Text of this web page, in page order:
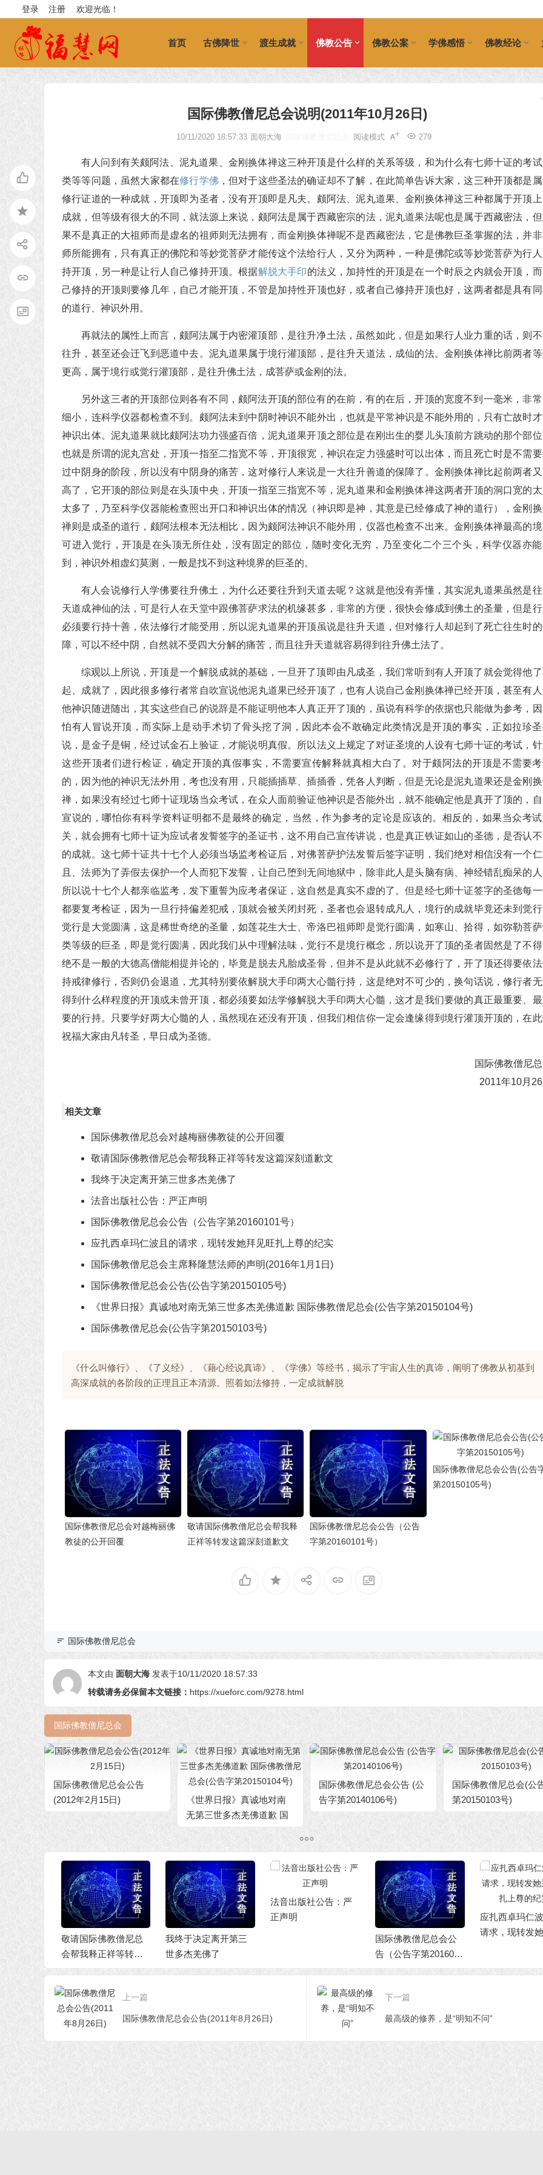
欢迎光临！
登录 注册
首页 古佛降世 渡生成就 佛教公告 佛教公案 学佛感悟 佛教经论
国际佛教僧尼总会说明(2011年10月26日)
10/11/2020 18:57:33 面朝大海 279
阅读模式
有人问到有关颇阿法、泥丸道果、金刚换体禅这三种开顶是什么样的关系等级，和为什么有七师十证的考
类等等问题，虽然大家都在修行学佛 ，但对于这些圣法的确证却不了解，在此简单告诉大家，这三种开顶都是
修行证道的一种成就，开顶即为圣者，没有开顶即是凡夫。颇阿法、泥丸道果、金刚换体禅这三种都属于开顶
成就，但等级有很大的不同，就法源上来说，颇阿法是属于西藏密宗的法，泥丸道果法呢也是属于西藏密法，
果不是真正的大祖师而是虚名的祖师则无法拥有，而金刚换体禅呢不是西藏密法，它是佛教巨圣掌握的法，并
师所能拥有，只有真正的佛陀和等妙觉菩萨才能传这个法给行人，又分为两种，一种是佛陀或等妙觉菩萨为行
持开顶，另一种是让行人自己修持开顶。根据解脱大手印的法义，加持性的开顶是在一个时辰之内就会开顶，
己修持的开顶则要修几年，自己才能开顶，不管是加持性开顶也好，或者自己修持开顶也好，这两者都是具有
的道行、神识外用。
再就法的属性上而言，颇阿法属于内密灌顶部，是往升净土法，虽然如此，但是如果行人业力重的话，则
往升，甚至还会迁飞到恶道中去。泥丸道果属于境行灌顶部，是往升天道法，成仙的法。金刚换体禅比前两者
更高，属于境行或觉行灌顶部，是往升佛土法，成菩萨或金刚的法。
另外这三者的开顶部位则各有不同，颇阿法开顶的部位有的在前，有的在后，开顶的宽度不到一毫米，非
细小，连科学仪器都检查不到。颇阿法未到中阴时神识不能外出，也就是平常神识是不能外用的，只有亡故时
神识出体。泥丸道果就比颇阿法功力强盛百倍，泥丸道果开顶之部位是在刚出生的婴儿头顶前方跳动的那个部
也就是所谓的泥丸宫处，开顶一指至二指宽不等，开顶很宽，神识在定力强盛时可以出体，而且死亡时是不需
过中阴身的阶段，所以没有中阴身的痛苦，这对修行人来说是一大往升善道的保障了。金刚换体禅比起前两者
高了，它开顶的部位则是在头顶中央，开顶一指至三指宽不等，泥丸道果和金刚换体禅这两者开顶的洞口宽的
太多了，乃至科学仪器能检查照出开口和神识出体的情况（神识即是神，其意是已经修成了神的道行），金刚
禅则是成圣的道行，颇阿法根本无法相比，因为颇阿法神识不能外用，仪器也检查不出来。金刚换体禅最高的
可进入觉行，开顶是在头顶无所住处，没有固定的部位，随时变化无穷，乃至变化二个三个头，科学仪器亦
到，神识外相虚幻莫测，一般是找不到这种境界的巨圣的。
有人会说修行人学佛要往升佛土，为什么还要往升到天道去呢？这就是他没有弄懂，其实泥丸道果虽然是
天道成神仙的法，可是行人在天堂中跟佛菩萨求法的机缘甚多，非常的方便，很快会修成到佛土的圣量，但是
必须要行持十善，依法修行才能受用，所以泥丸道果的开顶虽说是往升天道，但对修行人却起到了死亡往生时
障，可以不经中阴，自然就不受四大分解的痛苦，而且往升天道就容易得到往升佛土法了。
综观以上所说，开顶是一个解脱成就的基础，一旦开了顶即由凡成圣，我们常听到有人开顶了就会觉得他
起、成就了，因此很多修行者常自吹宣说他泥丸道果已经开顶了，也有人说自己金刚换体禅已经开顶，甚至有
他神识随进随出，其实这些自己的说辞是不能证明他本人真正开了顶的，虽说有科学的依据也只能做为参考，
怕有人冒说开顶，而实际上是动手术切了骨头挖了洞，因此本会不敢确定此类情况是开顶的事实，正如拉珍
说，是金子是铜，经过试金石上验证，才能说明真假。所以法义上规定了对证圣境的人设有七师十证的考试，
这些开顶者们进行检证，确定开顶的真假事实，不需要宣传解释就真相大白了。对于颇阿法的开顶是不需要
的，因为他的神识无法外用，考也没有用，只能插插草、插插香，凭各人判断，但是无论是泥丸道果还是金刚
禅，如果没有经过七师十证现场当众考试，在众人面前验证他神识是否能外出，就不能确定他是真开了顶的，
宣说的，哪怕你有科学资料证明都不是最终的确定，当然，作为参考的定论是应该的。相反的，如果当众考
关，就会拥有七师十证为应试者发誓签字的圣证书，这不用自己宣传讲说，也是真正铁证如山的圣德，是否认
的成就。这七师十证共十七个人必须当场监考检证后，对佛菩萨护法发誓后签字证明，我们绝对相信没有一个
且、法师为了弄假去保护一个人而犯下发誓，让自己堕到无间地狱中，除非此人是头脑有病、神经错乱痴呆的
所以说十七个人都亲临监考，发下重誓为应考者保证，这自然是真实不虚的了。但是经七师十证签字的圣德每
都要复考检证，因为一旦行持偏差犯戒，顶就会被关闭封死，圣者也会退转成凡人，境行的成就毕竟还未到觉
觉行是大觉圆满，这是稀世奇绝的圣量，如莲花生大士、帝洛巴祖师即是觉行圆满，如寒山、拾得，如弥勒菩
类等级的巨圣，即是觉行圆满，因此我们从中理解法味，觉行不是境行概念，所以说开了顶的圣者固然是了不
绝不是一般的大德高僧能相提并论的，毕竟是脱去凡胎成圣骨，但并不是从此就不必修行了，开了顶还得要依
持戒律修行，否则仍会退道，尤其特别要依解脱大手印两大心髓行持，这是绝对不可少的，换句话说，修行者
得到什么样程度的开顶或未曾开顶，都必须要如法学修解脱大手印两大心髓，这才是我们要做的真正最重要、
要的行持。只要学好两大心髓的人，虽然现在还没有开顶，但我们相信你一定会逢缘得到境行灌顶开顶的，在
祝福大家由凡转圣，早日成为圣德。
国际佛教僧尼
2011年10月
相关文章
国际佛教僧尼总会对越梅丽佛教徒的公开回覆
敬请国际佛教僧尼总会帮我释正祥等转发这篇深刻道歉文
我终于决定离开第三世多杰羌佛了
法音出版社公告：严正声明
国际佛教僧尼总会公告（公告字第20160101号）
应扎西卓玛仁波且的请求，现转发她拜见旺扎上尊的纪实
国际佛教僧尼总会主席释隆慧法师的声明(2016年1月1日)
国际佛教僧尼总会公告(公告字第20150105号)
《世界日报》真诚地对南无第三世多杰羌佛道歉 国际佛教僧尼总会(公告字第20150104号)
国际佛教僧尼总会(公告字第20150103号)
《什么叫修行》、《了义经》、《藉心经说真谛》、《学佛》等经书，揭示了宇宙人生的真谛，阐明了佛教从初基到
高深成就的各阶段的正理且正本清源。照着如法修持，一定成就解脱
国际佛教僧尼总会对越梅丽佛
教徒的公开回覆
敬请国际佛教僧尼总会帮我释
正祥等转发这篇深刻道歉文
国际佛教僧尼总会公告（公告
字第20160101号）
国际佛教僧尼总会公告(公告
第20150105号)
国际佛教僧尼总会
本文由 面朝大海 发表于10/11/2020 18:57:33
转载请务必保留本文链接： https://xueforc.com/9278.html
国际佛教僧尼总会
国际佛教僧尼总会公告
(2012年2月15日)
《世界日报》真诚地对南
无第三世多杰羌佛道歉 国
国际佛教僧尼总会公告 (公
告字第20140106号)
国际佛教僧尼总会(公
第20150103号)
敬请国际佛教僧尼总
会帮我释正祥等转发
这篇深刻道歉文
我终于决定离开第三
世多杰羌佛了
法音出版社公告：严
正声明
国际佛教僧尼总会公
告（公告字第2016010
1号）
应扎西卓玛仁波
请求，现转发她
上一篇
国际佛教僧尼总会公告(2011年8月26日)
下一篇
最高级的修养，是“明知不问”